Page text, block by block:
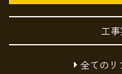
工
全てのリ